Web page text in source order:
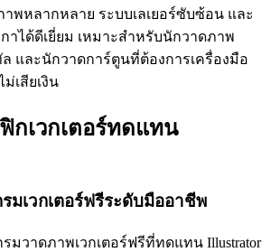
าพหลากหลาย ระบบเลเยอร์ซับซ้อน และ
าได้ดีเยี่ยม เหมาะสำหรับนักวาดภาพ
และนักวาดการ์ตูนที่ต้องการเครื่องมือ
เสียเงิน
กเวกเตอร์ทดแทน
มเวกเตอร์ฟรีระดับมืออาชีพ
รมวาดภาพเวกเตอร์ฟรีที่ทดแทน Illustrator